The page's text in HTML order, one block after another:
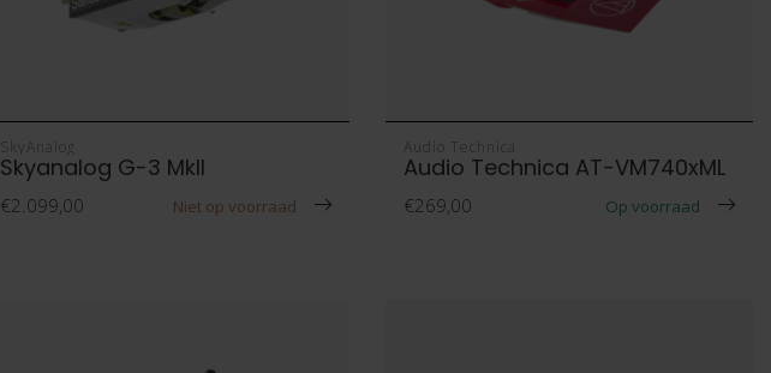
SkyAnalog
Skyanalog G-3 MkII
€2.099,00 Niet op voorraad
Audio Technica
Audio Technica AT-VM740xML
€269,00 Op voorraad